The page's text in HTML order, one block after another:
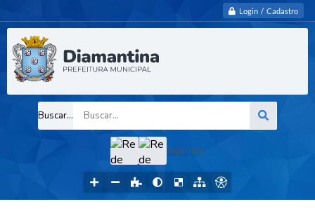
Login / Cadastro
Buscar...
Siga-nos